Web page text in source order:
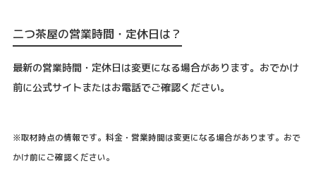
二つ茶屋の営業時間・定休日は？
最新の営業時間・定休日は変更になる場合があります。おでかけ
前に公式サイトまたはお電話でご確認ください。
※取材時点の情報です。料金・営業時間は変更になる場合があります。おで
かけ前にご確認ください。